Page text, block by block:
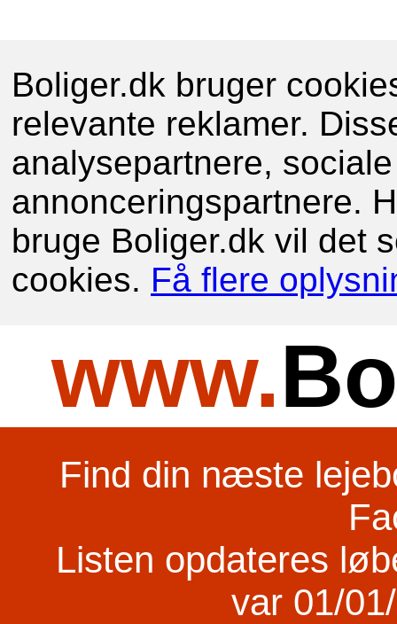
Boliger.dk bruger
relevante reklamer.
analysepartnere,
annonceringspartnere.
bruge Boliger.dk vil det
cookies. Få flere
www.
Find din næste
Listen opdateres
var 01/